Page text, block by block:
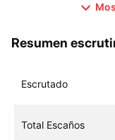
Resumen
Escrutado
Total Escaños